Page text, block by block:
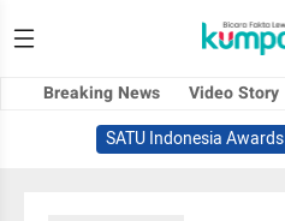
Breaking News Video Story
SATU Indonesia Awards